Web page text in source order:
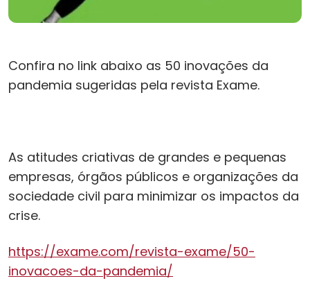
Confira no link abaixo as 50 inovações da
pandemia sugeridas pela revista Exame.
As atitudes criativas de grandes e pequenas
empresas, órgãos públicos e organizações da
sociedade civil para minimizar os impactos da
crise.
https://exame.com/revista-exame/50-
inovacoes-da-pandemia/